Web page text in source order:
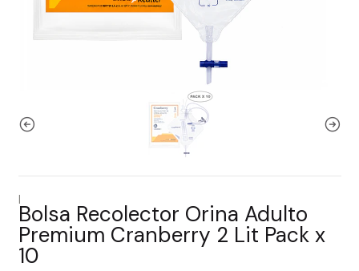
Bolsa Recolector Orina Adulto
Premium Cranberry 2 Lit Pack x
10